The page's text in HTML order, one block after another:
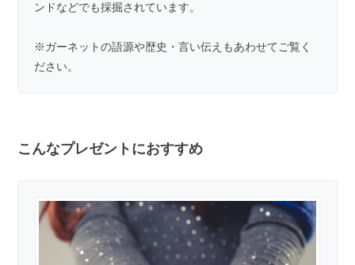
ンドなどでも採掘されています。
※ガーネットの語源や歴史・言い伝え もあわせてご覧く
ださい。
こんなプレゼントにおすすめ